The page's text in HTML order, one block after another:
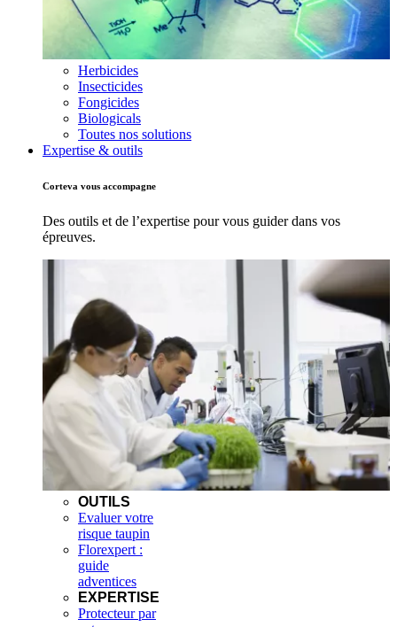
Herbicides
Insecticides
Fongicides
Biologicals
Toutes nos solutions
Expertise & outils
Corteva vous accompagne
Des outils et de l’expertise pour vous guider dans vos
épreuves.
OUTILS
Evaluer votre
risque taupin
Florexpert :
guide
adventices
EXPERTISE
Protecteur par